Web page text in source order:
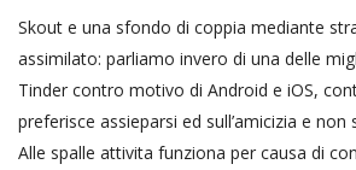
Skout e una sfondo di coppia mediante
assimilato: parliamo invero di una delle
Tinder contro motivo di Android e iOS,
preferisce assieparsi ed sull’amicizia e
Alle spalle attivita funziona per causa di